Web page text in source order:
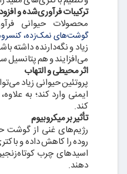
ترکیبات فرآوری‌شده و
محصولات حیوانی
گوشت‌های نمک‌زده،
زیاد و نگه‌دارنده داشته
می‌افزایند و هم پتانسیل
اثر محیطی و التهاب
پروتئین حیوانی زیاد
ایمنی وارد کند؛ به
کند.
تأثیر بر میکروبیوم
رژیم‌های غنی از گوشت
روده را کاهش داده و
دهند.